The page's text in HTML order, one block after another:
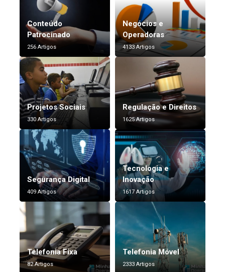
Conteúdo
Patrocinado
256 Artigos
Negócios e
Operadoras
4133 Artigos
Projetos Sociais
330 Artigos
Regulação e Direitos
1625 Artigos
Segurança Digital
409 Artigos
Tecnologia e
Inovação
1617 Artigos
Telefonia Fixa
82 Artigos
Telefonia Móvel
2333 Artigos